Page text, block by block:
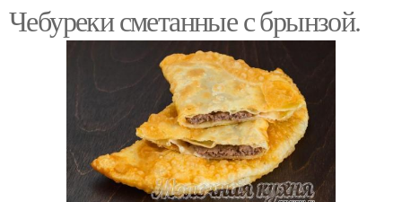
Чебуреки сметанные с брынзой.